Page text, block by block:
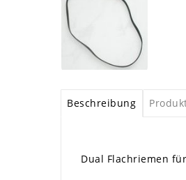
Beschreibung
Dual Flachriemen